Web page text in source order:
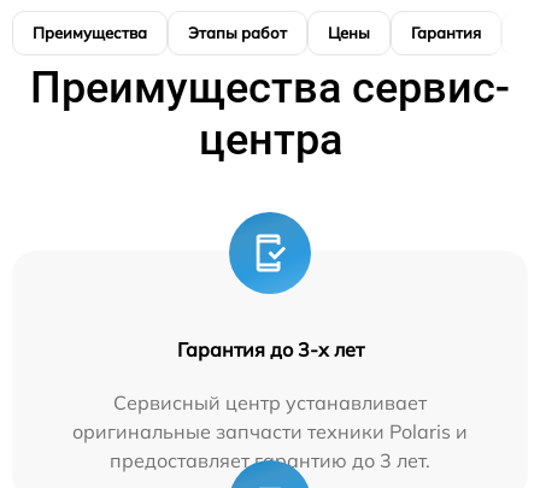
Преимущества Этапы работ Цены Гарантия
Преимущества сервис-
центра
Гарантия до 3-х лет
Сервисный центр устанавливает
оригинальные запчасти техники Polaris и
предоставляет гарантию до 3 лет.